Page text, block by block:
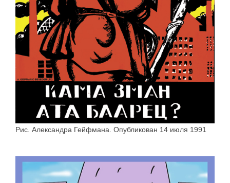
Рис. Александра Гейфмана. Опубликован 14 июля 1991